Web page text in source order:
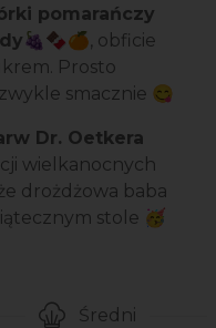
pomarańczy
🍇🍫🍊, obficie
Prosto
smacznie 😋
Dr. Oetkera
wielkanocnych
drożdżowa baba
stole 🥳
Średni